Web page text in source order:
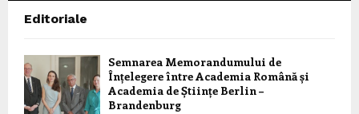
Editoriale
Semnarea Memorandumului de
Înțelegere între Academia Română și
Academia de Științe Berlin –
Brandenburg